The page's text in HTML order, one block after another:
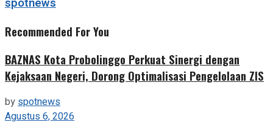
Recommended For You
BAZNAS Kota Probolinggo Perkuat Sinergi dengan
Kejaksaan Negeri, Dorong Optimalisasi Pengelolaan ZIS
byspotnews
Agustus 6, 2026